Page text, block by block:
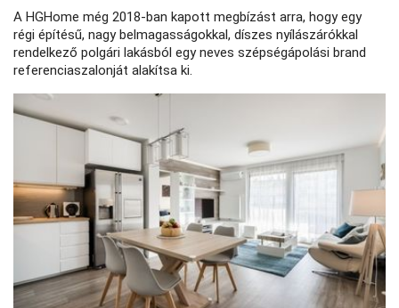
A HGHome még 2018-ban kapott megbízást arra, hogy egy
régi építésű, nagy belmagasságokkal, díszes nyílászárókkal
rendelkező polgári lakásból egy neves szépségápolási brand
referenciaszalonját alakítsa ki.